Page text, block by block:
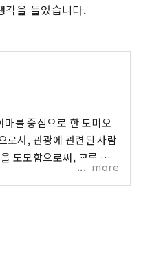
각을 들었습니다.
를 중심으로 한 도미오
로서, 관광에 관련된 사람
도모함으로써, 교류 인
more